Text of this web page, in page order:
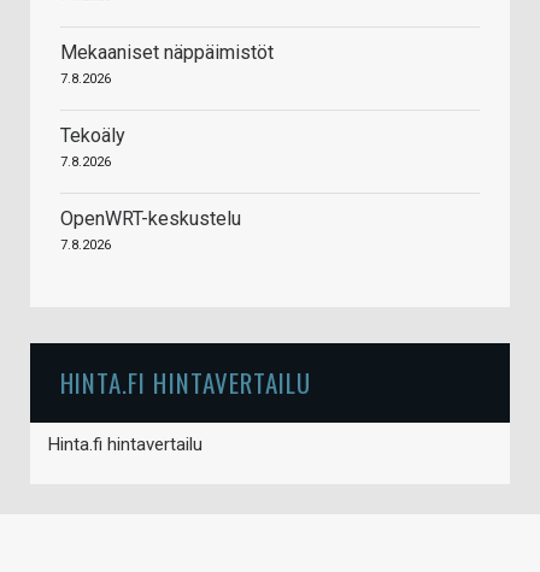
Mekaaniset näppäimistöt
7.8.2026
Tekoäly
7.8.2026
OpenWRT-keskustelu
7.8.2026
HINTA.FI HINTAVERTAILU
Hinta.fi hintavertailu